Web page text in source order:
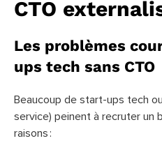
CTO
Les problèmes
ups tech sans CTO
Beaucoup de start-ups tech
service) peinent à recruter un
raisons :